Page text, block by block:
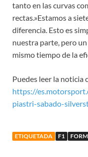
tanto en las curvas
rectas.»Estamos a
diferencia. Esto es
nuestra parte, pero
mismo tiempo de la
Puedes leer la noticia
https://
piastri-sabado-
ETIQUETADA F1